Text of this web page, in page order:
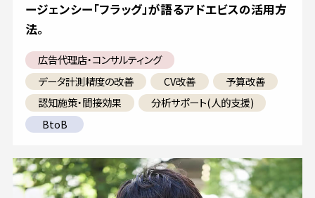
ージェンシー「フラッグ」が語るアドエビスの活用方
法。
広告代理店・コンサルティング
データ計測精度の改善
CV改善
予算改善
認知施策・間接効果
分析サポート(人的支援)
BtoB